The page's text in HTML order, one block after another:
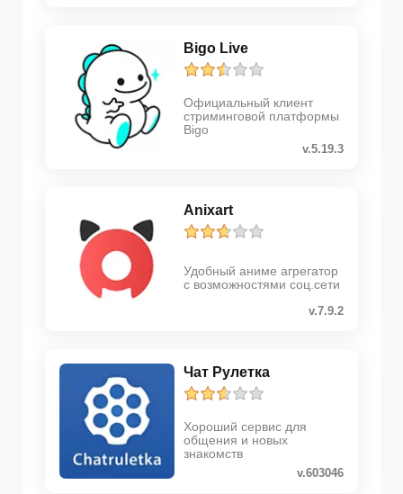
Bigo Live
Официальный клиент
стриминговой платформы
Bigo
v.5.19.3
Anixart
Удобный аниме агрегатор
с возможностями соц.сети
v.7.9.2
Чат Рулетка
Хороший сервис для
общения и новых
знакомств
v.603046